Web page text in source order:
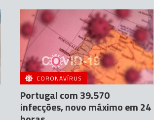
CORONAVÍRUS
Portugal com 39.570
infecções, novo máximo em 24